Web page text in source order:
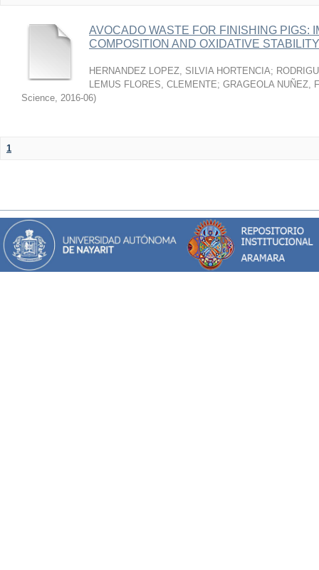
AVOCADO WASTE FOR FINISHING PIGS:
COMPOSITION AND OXIDATIVE
HERNANDEZ LOPEZ, SILVIA HORTENCIA;
LEMUS FLORES, CLEMENTE; GRAGEOLA NUÑEZ,
Science, 2016-06)
1